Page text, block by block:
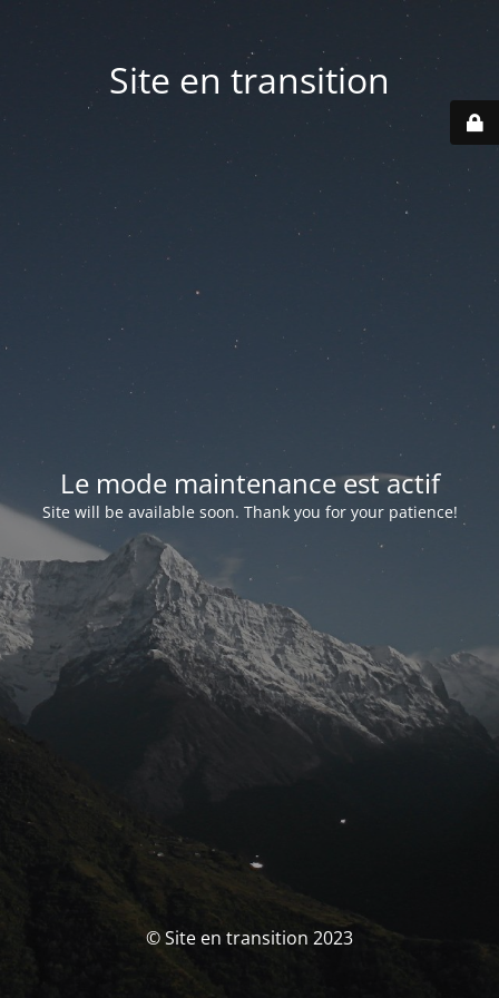
Site en transition
Le mode maintenance est actif
Site will be available soon. Thank you for your patience!
© Site en transition 2023